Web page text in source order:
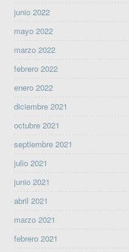
junio 2022
mayo 2022
marzo 2022
febrero 2022
enero 2022
diciembre 2021
octubre 2021
septiembre 2021
julio 2021
junio 2021
abril 2021
marzo 2021
febrero 2021